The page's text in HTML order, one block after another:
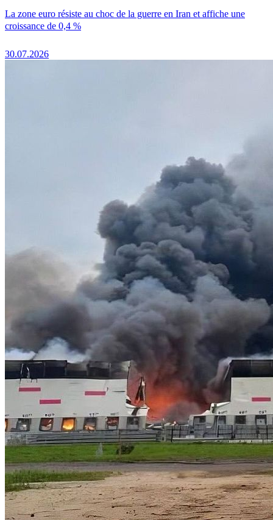
La zone euro résiste au choc de la guerre en Iran et affiche une
croissance de 0,4 %
30.07.2026